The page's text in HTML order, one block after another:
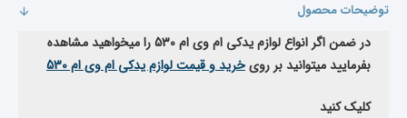
توضیحات محصول
در ضمن اگر انواع لوازم یدکی ام وی ام 530 را میخواهید مشاهده
بفرمایید میتوانید بر رویخرید و قیمت لوازم یدکی ام وی ام 530
کلیک کنید